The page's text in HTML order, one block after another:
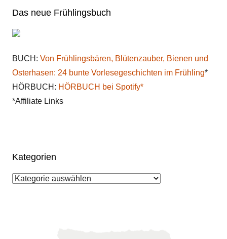
Das neue Frühlingsbuch
BUCH: Von Frühlingsbären, Blütenzauber, Bienen und
Osterhasen: 24 bunte Vorlesegeschichten im Frühling*
HÖRBUCH: HÖRBUCH bei Spotify*
*Affiliate Links
Kategorien
Kategorien